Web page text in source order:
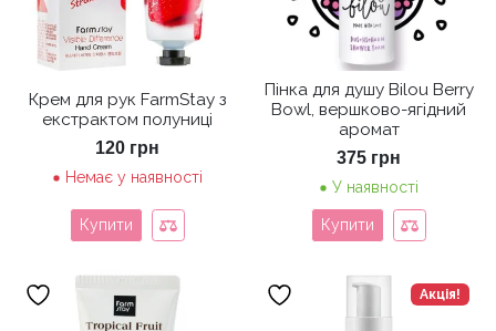
Крем для рук FarmStay з
екстрактом полуниці
120 грн
Немає у наявності
Купити
Пінка для душу Bilou Berry
Bowl, вершково-ягідний
аромат
375 грн
У наявності
Купити
Акція!